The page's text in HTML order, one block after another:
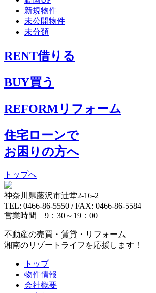
新規物件
未公開物件
未分類
RENT借りる
BUY買う
REFORM リフォーム
住宅ローンで
お困りの方へ
トップへ
神奈川県藤沢市辻堂2-16-2
TEL: 0466-86-5550 / FAX: 0466-86-5584
営業時間 9：30～19：00
不動産の売買・賃貸・リフォーム
湘南のリゾートライフを応援します！
トップ
物件情報
会社概要